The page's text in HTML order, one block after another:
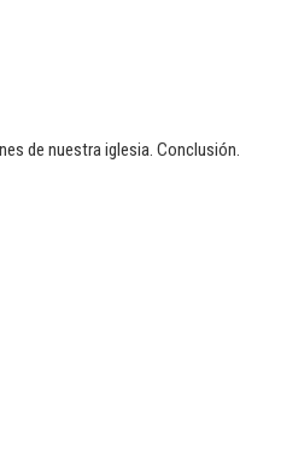
de nuestra iglesia. Conclusión.